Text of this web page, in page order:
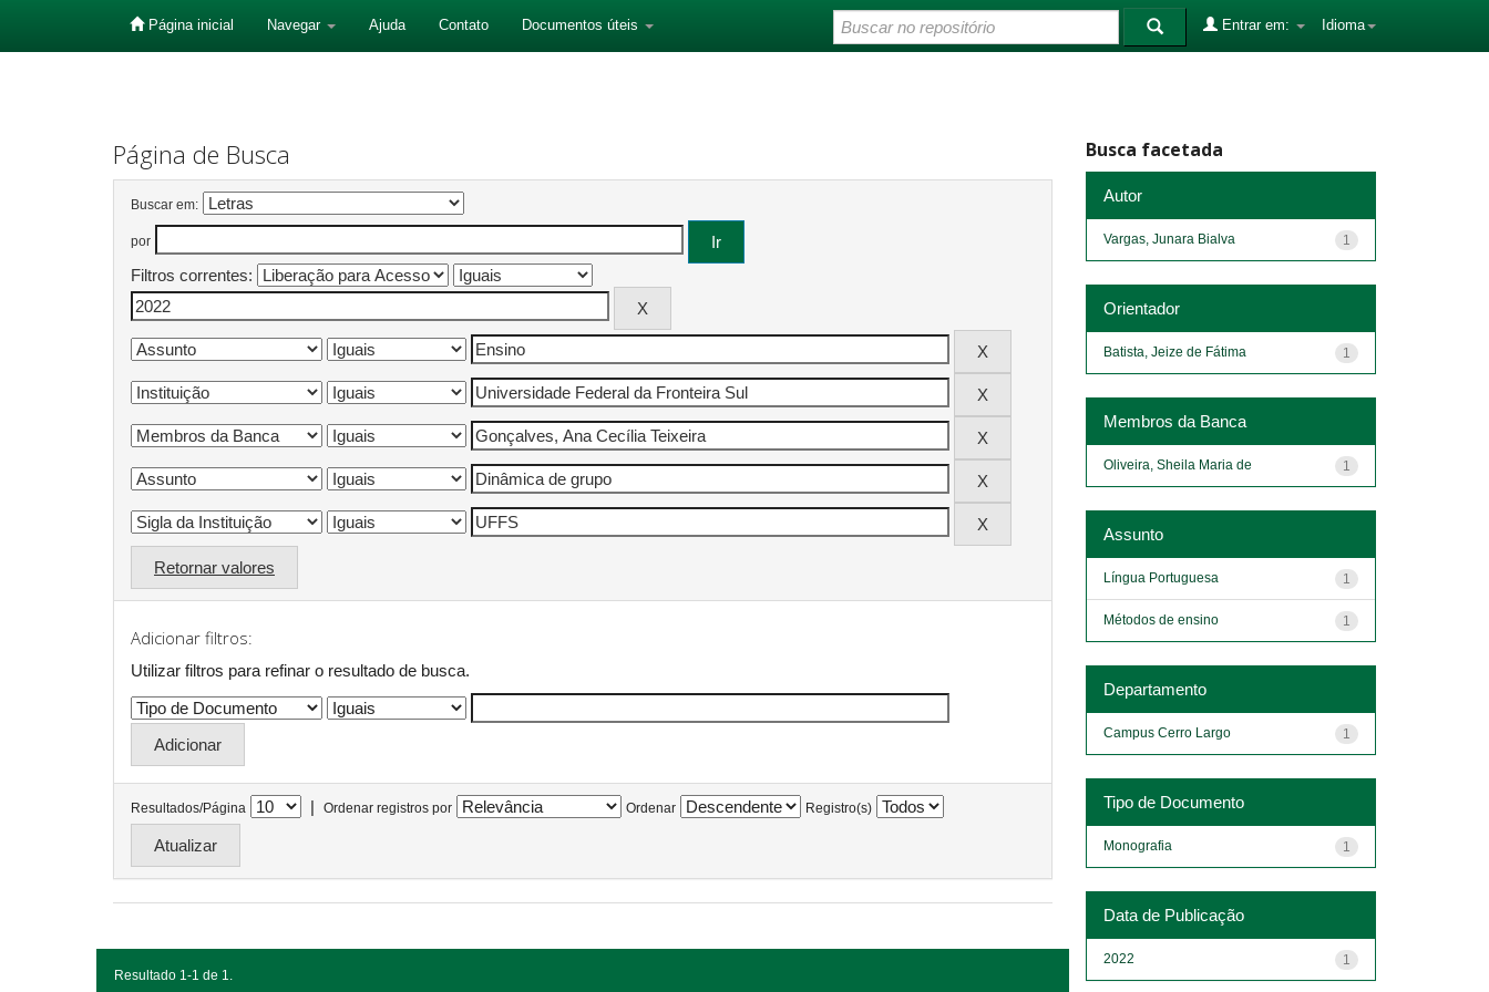
Página inicial Navegar Ajuda Contato Documentos úteis Idioma
Entrar em:
Página de Busca
Buscar em:
por
Filtros correntes:
Retornar valores
Adicionar filtros:
Utilizar filtros para refinar o resultado de busca.
Resultados/Página | Ordenar registros por Ordenar Registro(s)
Resultado 1-1 de 1.
Busca facetada
Autor
1
Vargas, Junara Bialva
Orientador
1
Batista, Jeize de Fátima
Membros da Banca
1
Oliveira, Sheila Maria de
Assunto
1
Língua Portuguesa
1
Métodos de ensino
Departamento
1
Campus Cerro Largo
Tipo de Documento
1
Monografia
Data de Publicação
1
2022